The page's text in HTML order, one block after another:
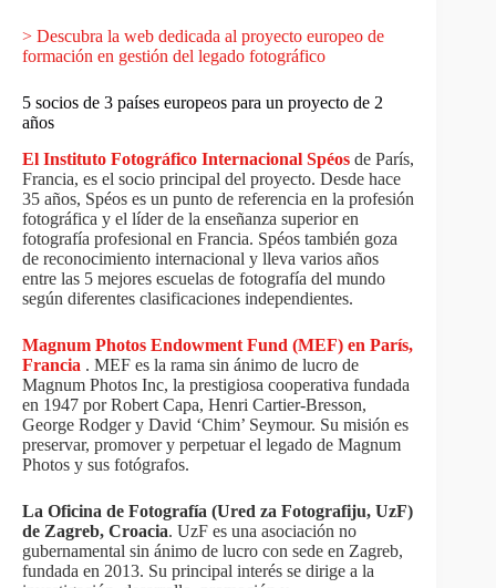
> Descubra la web dedicada al proyecto europeo de
formación en gestión del legado fotográfico
5 socios de 3 países europeos para un proyecto de 2
años
El Instituto Fotográfico Internacional Spéos de París,
Francia, es el socio principal del proyecto. Desde hace
35 años, Spéos es un punto de referencia en la profesión
fotográfica y el líder de la enseñanza superior en
fotografía profesional en Francia. Spéos también goza
de reconocimiento internacional y lleva varios años
entre las 5 mejores escuelas de fotografía del mundo
según diferentes clasificaciones independientes.
Magnum Photos Endowment Fund (MEF) en París,
Francia . MEF es la rama sin ánimo de lucro de
Magnum Photos Inc, la prestigiosa cooperativa fundada
en 1947 por Robert Capa, Henri Cartier-Bresson,
George Rodger y David ‘Chim’ Seymour. Su misión es
preservar, promover y perpetuar el legado de Magnum
Photos y sus fotógrafos.
La Oficina de Fotografía (Ured za Fotografiju, UzF)
de Zagreb, Croacia. UzF es una asociación no
gubernamental sin ánimo de lucro con sede en Zagreb,
fundada en 2013. Su principal interés se dirige a la